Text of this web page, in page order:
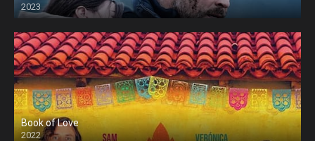
2023
Book of Love
2022